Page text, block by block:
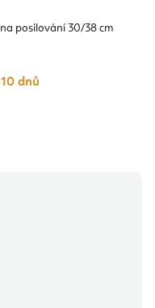
posilování 30/38 cm
dnů